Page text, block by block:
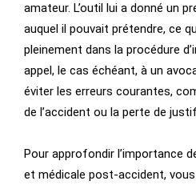
amateur. L’outil lui a donné un
auquel il pouvait prétendre, ce
pleinement dans la procédure
appel, le cas échéant, à un
éviter les erreurs courantes,
de l’accident ou la perte de
Pour approfondir l’importance
et médicale post-accident,